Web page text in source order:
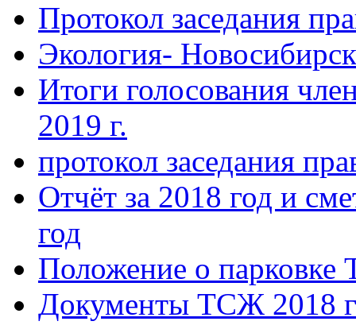
Протокол заседания
Экология-
Итоги голосования
2019 г.
протокол заседания
Отчёт за 2018 год и
год
Положение о парковке
Документы ТСЖ 2018